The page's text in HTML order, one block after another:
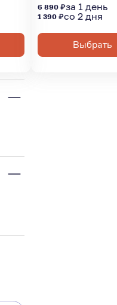
6 890 ₽за 1 день
1 390 ₽со 2 дня
Выбрать